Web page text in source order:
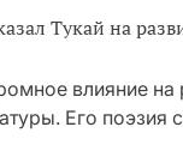
Тукай на
влияние на
Его поэзия